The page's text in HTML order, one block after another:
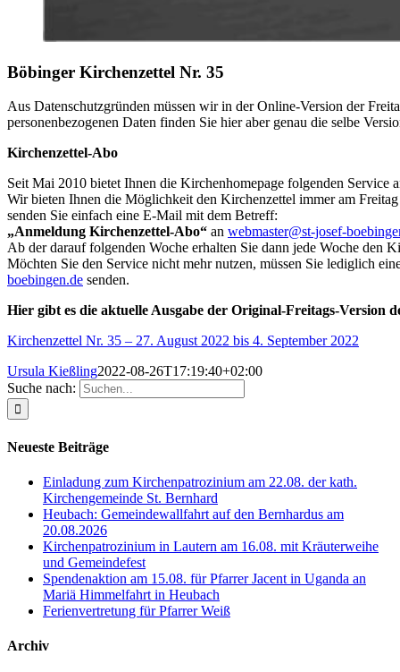
Böbinger Kirchenzettel Nr. 35
Aus Datenschutzgründen müssen wir in der Online-Version der
personenbezogenen Daten finden Sie hier aber genau die selbe
Kirchenzettel-Abo
Seit Mai 2010 bietet Ihnen die Kirchenhomepage folgenden Service
Wir bieten Ihnen die Möglichkeit den Kirchenzettel immer am
senden Sie einfach eine E-Mail mit dem Betreff:
„Anmeldung Kirchenzettel-Abo“ an webmaster@st-josef-
Ab der darauf folgenden Woche erhalten Sie dann jede Woche den
Möchten Sie den Service nicht mehr nutzen, müssen Sie lediglich
boebingen.de senden.
Hier gibt es die aktuelle Ausgabe der Original-Freitags-Version
Kirchenzettel Nr. 35 – 27. August 2022 bis 4. September 2022
Ursula Kießling2022-08-26T17:19:40+02:00
Suche nach:
Neueste Beiträge
Einladung zum Kirchenpatrozinium am 22.08. der kath.
Kirchengemeinde St. Bernhard
Heubach: Gemeindewallfahrt auf den Bernhardus am
20.08.2026
Kirchenpatrozinium in Lautern am 16.08. mit Kräuterweihe
und Gemeindefest
Spendenaktion am 15.08. für Pfarrer Jacent in Uganda an
Mariä Himmelfahrt in Heubach
Ferienvertretung für Pfarrer Weiß
Archiv